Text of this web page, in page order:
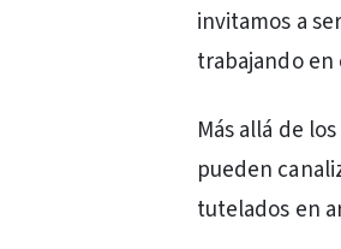
invitamos a
trabajando en
Más allá de
pueden
tutelados en